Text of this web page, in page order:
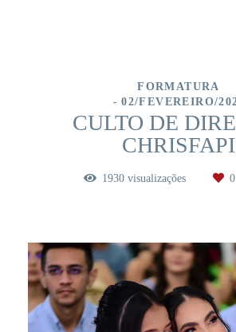
FORMATURA
02/FEVEREIRO/
CULTO DE
CHRISFAPI
1930 visualizações 0